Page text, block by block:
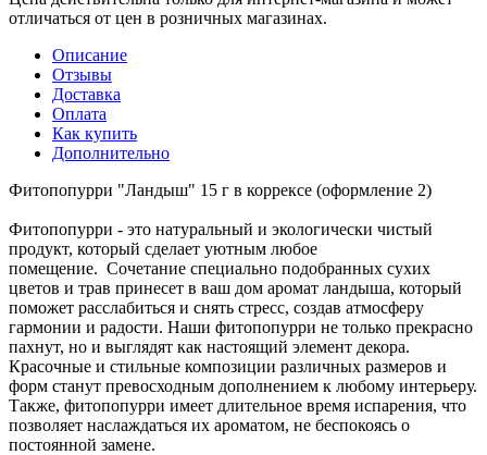
отличаться от цен в розничных магазинах.
Описание
Отзывы
Доставка
Оплата
Как купить
Дополнительно
Фитопопурри "Ландыш" 15 г в коррексе (оформление 2)
Фитопопурри - это натуральный и экологически чистый
продукт, который сделает уютным любое
помещение. Сочетание специально подобранных сухих
цветов и трав принесет в ваш дом аромат ландыша, который
поможет расслабиться и снять стресс, создав атмосферу
гармонии и радости. Наши фитопопурри не только прекрасно
пахнут, но и выглядят как настоящий элемент декора.
Красочные и стильные композиции различных размеров и
форм станут превосходным дополнением к любому интерьеру.
Также, фитопопурри имеет длительное время испарения, что
позволяет наслаждаться их ароматом, не беспокоясь о
постоянной замене.